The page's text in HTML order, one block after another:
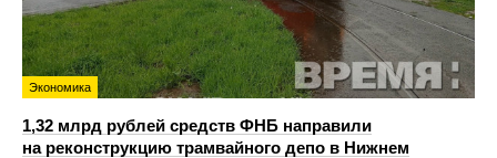
Экономика
1,32 млрд рублей средств ФНБ направили
на реконструкцию трамвайного депо в Нижнем